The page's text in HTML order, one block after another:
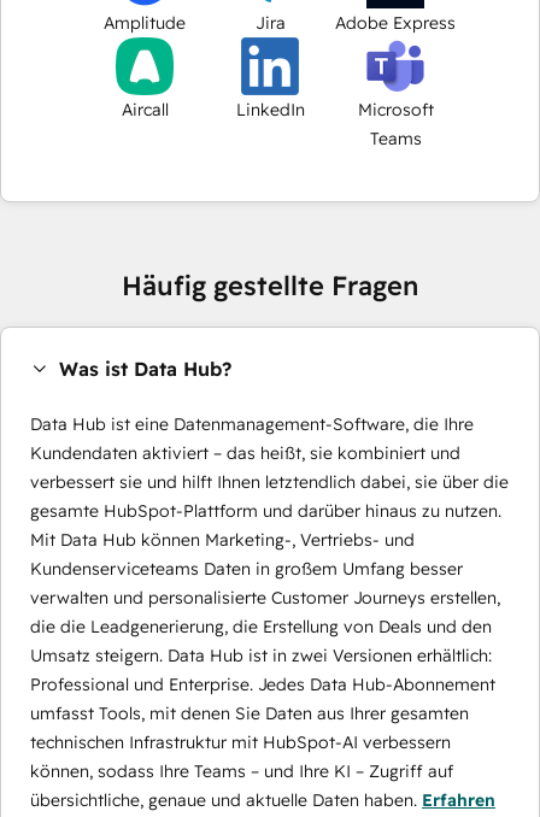
Amplitude Jira Adobe Express
Aircall LinkedIn
Microsoft
Teams
Häufig gestellte Fragen
Was ist Data Hub?
Data Hub ist eine Datenmanagement-Software, die Ihre
Kundendaten aktiviert – das heißt, sie kombiniert und
verbessert sie und hilft Ihnen letztendlich dabei, sie über die
gesamte HubSpot-Plattform und darüber hinaus zu nutzen.
Mit Data Hub können Marketing-, Vertriebs- und
Kundenserviceteams Daten in großem Umfang besser
verwalten und personalisierte Customer Journeys erstellen,
die die Leadgenerierung, die Erstellung von Deals und den
Umsatz steigern. Data Hub ist in zwei Versionen erhältlich:
Professional und Enterprise. Jedes Data Hub-Abonnement
umfasst Tools, mit denen Sie Daten aus Ihrer gesamten
technischen Infrastruktur mit HubSpot-AI verbessern
können, sodass Ihre Teams – und Ihre KI – Zugriff auf
übersichtliche, genaue und aktuelle Daten haben. Erfahren